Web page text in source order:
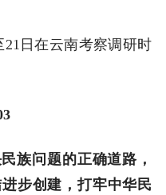
21日在云南考察调研时
族问题的正确道路，
步创建，打牢中华民